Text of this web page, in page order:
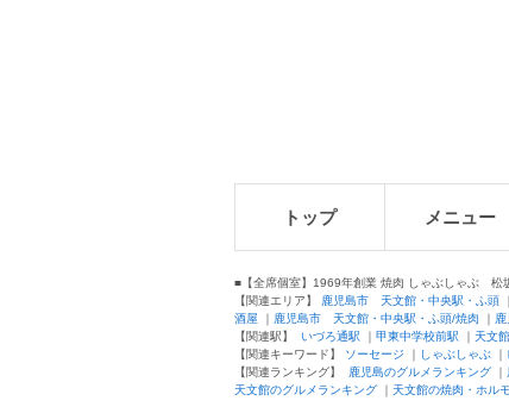
トップ メニュー
■【全席個室】1969年創業 焼肉 しゃぶしゃぶ 松
【関連エリア】 鹿児島市 天文館・中央駅・ふ頭 ｜
酒屋 ｜ 鹿児島市 天文館・中央駅・ふ頭/焼肉 ｜
【関連駅】 いづろ通駅 ｜ 甲東中学校前駅 ｜ 天文
【関連キーワード】 ソーセージ ｜ しゃぶしゃぶ ｜
【関連ランキング】 鹿児島のグルメランキング ｜
天文館のグルメランキング ｜ 天文館の焼肉・ホル